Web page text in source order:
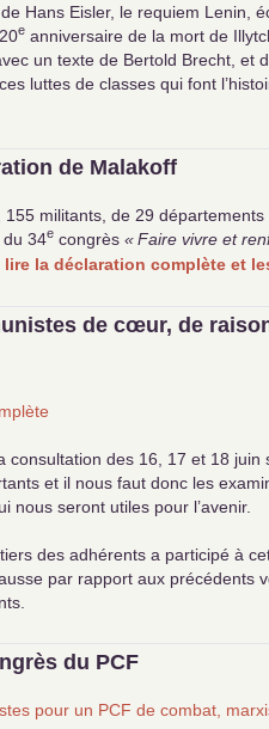
Hans Eisler, le requiem Lenin,
e anniversaire de la mort de
un texte de Bertold Brecht, et
luttes de classes qui font
de Malakoff
155 militants, de 29
du 34e congrès « Faire vivre et
lire la déclaration complète et
de cœur, de
consultation des 16, 17 et 18
et il nous faut donc les
nous seront utiles pour l’avenir.
des adhérents a participé à
par rapport aux précédents
du PCF
pour un PCF de combat,